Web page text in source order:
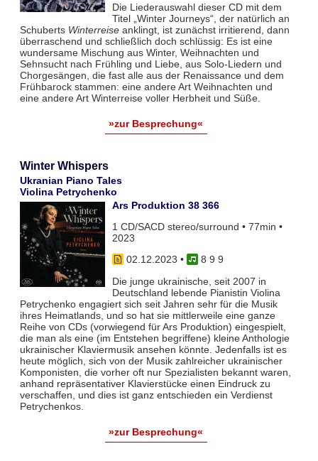
Die Liederauswahl dieser CD mit dem
Titel „Winter Journeys“, der natürlich an
Schuberts Winterreiseanklingt, ist zunächst irritierend, dann
überraschend und schließlich doch schlüssig: Es ist eine
wundersame Mischung aus Winter, Weihnachten und
Sehnsucht nach Frühling und Liebe, aus Solo-Liedern und
Chorgesängen, die fast alle aus der Renaissance und dem
Frühbarock stammen: eine andere Art Weihnachten und
eine andere Art Winterreise voller Herbheit und Süße.
»zur Besprechung«
Winter Whispers
Ukranian Piano Tales
Violina Petrychenko
Ars Produktion 38 366
1 CD/SACD stereo/surround • 77min •
2023
02.12.2023 •
8 9 9
Die junge ukrainische, seit 2007 in
Deutschland lebende Pianistin Violina
Petrychenko engagiert sich seit Jahren sehr für die Musik
ihres Heimatlands, und so hat sie mittlerweile eine ganze
Reihe von CDs (vorwiegend für Ars Produktion) eingespielt,
die man als eine (im Entstehen begriffene) kleine Anthologie
ukrainischer Klaviermusik ansehen könnte. Jedenfalls ist es
heute möglich, sich von der Musik zahlreicher ukrainischer
Komponisten, die vorher oft nur Spezialisten bekannt waren,
anhand repräsentativer Klavierstücke einen Eindruck zu
verschaffen, und dies ist ganz entschieden ein Verdienst
Petrychenkos.
»zur Besprechung«